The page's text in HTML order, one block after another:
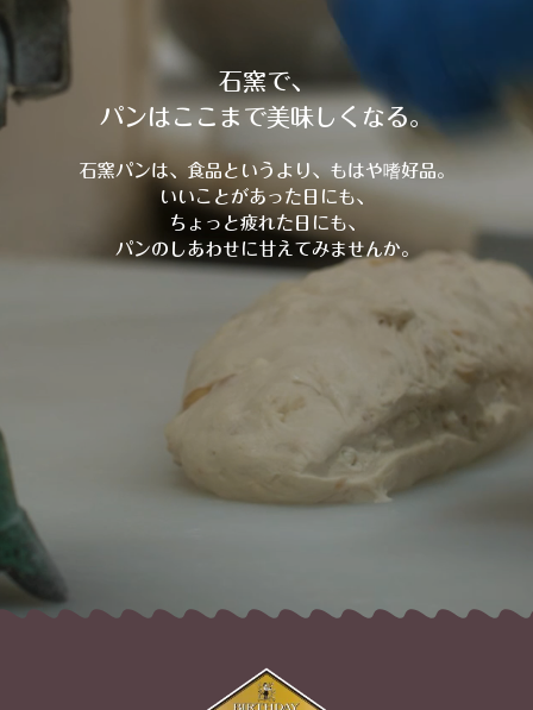
石窯で、
パンはここまで美味しくなる。
石窯パンは、食品というより、もはや嗜好品。
いいことがあった日にも、
ちょっと疲れた日にも、
パンのしあわせに甘えてみませんか。